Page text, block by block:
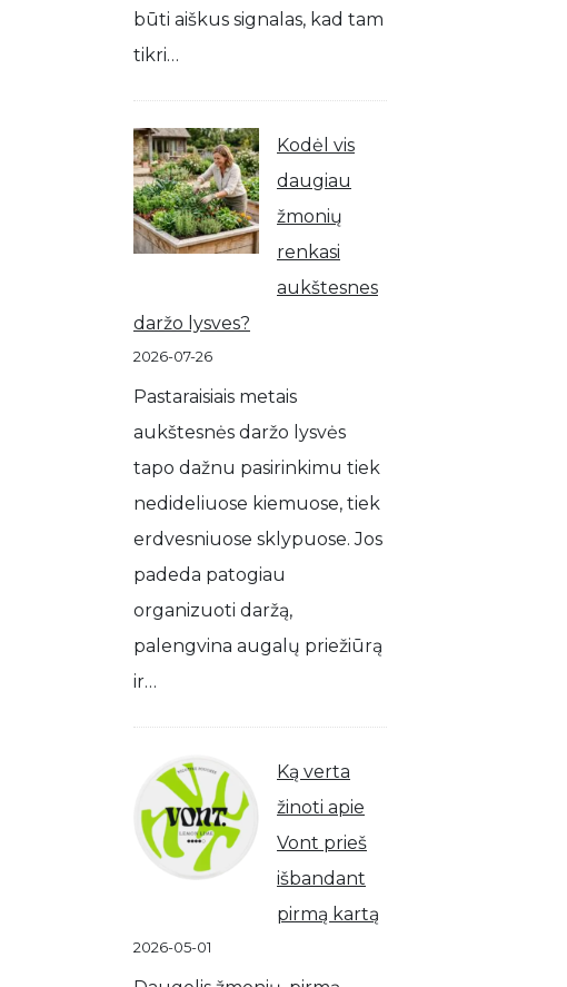
būti aiškus signalas, kad tam
tikri…
Kodėl vis
daugiau
žmonių
renkasi
aukštesnes
daržo lysves?
2026-07-26
Pastaraisiais metais
aukštesnės daržo lysvės
tapo dažnu pasirinkimu tiek
nedideliuose kiemuose, tiek
erdvesniuose sklypuose. Jos
padeda patogiau
organizuoti daržą,
palengvina augalų priežiūrą
ir…
Ką verta
žinoti apie
Vont prieš
išbandant
pirmą kartą
2026-05-01